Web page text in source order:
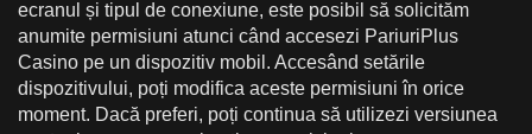
ecranul și tipul de conexiune, este posibil să solicităm
anumite permisiuni atunci când accesezi PariuriPlus
Casino pe un dispozitiv mobil. Accesând setările
dispozitivului, poți modifica aceste permisiuni în orice
moment. Dacă preferi, poți continua să utilizezi versiunea